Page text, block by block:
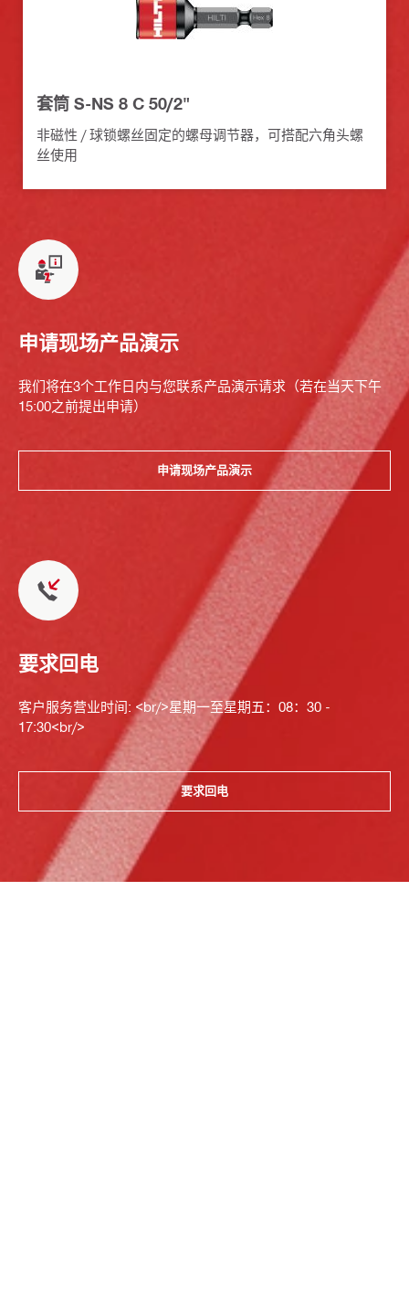
套筒 S-NS 8 C 50/2"
非磁性 / 球锁螺丝固定的螺母调节器，可搭配六角头螺
丝使用
申请现场产品演示
我们将在3个工作日内与您联系产品演示请求（若在当天下午
15:00之前提出申请）
申请现场产品演示
要求回电
客户服务营业时间: <br/>星期一至星期五：08：30 -
17:30<br/>
要求回电